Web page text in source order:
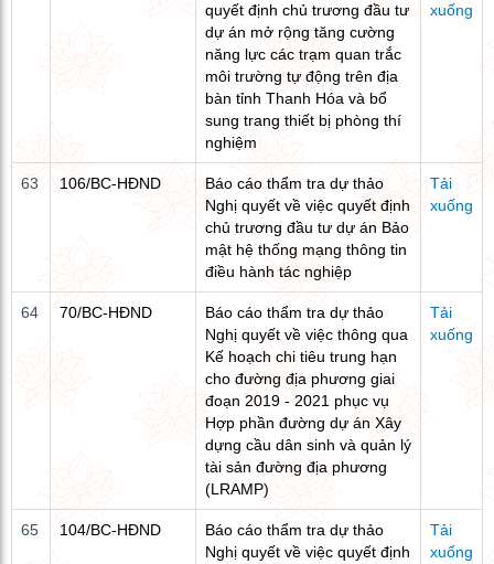
quyết định chủ trương đầu tư
dự án mở rộng tăng cường
năng lực các trạm quan trắc
môi trường tự động trên địa
bàn tỉnh Thanh Hóa và bổ
sung trang thiết bị phòng thí
nghiệm
xuống
63 106/BC-HĐND
Báo cáo thẩm tra dự thảo
Nghị quyết về việc quyết định
chủ trương đầu tư dự án Bảo
mật hệ thống mạng thông tin
điều hành tác nghiệp
Tải
xuống
64 70/BC-HĐND
Báo cáo thẩm tra dự thảo
Nghị quyết về việc thông qua
Kế hoạch chi tiêu trung hạn
cho đường địa phương giai
đoạn 2019 - 2021 phục vụ
Hợp phần đường dự án Xây
dựng cầu dân sinh và quản lý
tài sản đường địa phương
(LRAMP)
Tải
xuống
65 104/BC-HĐND
Báo cáo thẩm tra dự thảo
Nghị quyết về việc quyết định
Tải
xuống